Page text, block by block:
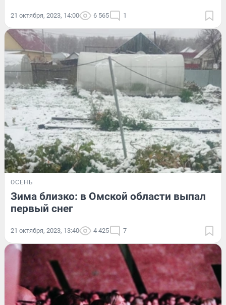
21 октября, 2023, 14:00 6 565 1
ОСЕНЬ
Зима близко: в Омской области выпал
первый снег
21 октября, 2023, 13:40 4 425 7